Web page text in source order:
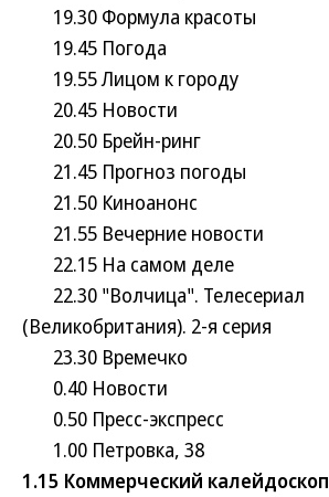
19.30 Формула красоты
19.45 Погода
19.55 Лицом к городу
20.45 Новости
20.50 Брейн-ринг
21.45 Прогноз погоды
21.50 Киноанонс
21.55 Вечерние новости
22.15 На самом деле
22.30 "Волчица". Телесериал
(Великобритания). 2-я серия
23.30 Времечко
0.40 Новости
0.50 Пресс-экспресс
1.00 Петровка, 38
1.15 Коммерческий калейдоскоп